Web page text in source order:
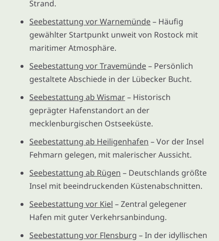
Strand.
Seebestattung vor Warnemünde– Häufig
gewählter Startpunkt unweit von Rostock mit
maritimer Atmosphäre.
Seebestattung vor Travemünde– Persönlich
gestaltete Abschiede in der Lübecker Bucht.
Seebestattung ab Wismar– Historisch
geprägter Hafenstandort an der
mecklenburgischen Ostseeküste.
Seebestattung ab Heiligenhafen – Vor der Insel
Fehmarn gelegen, mit malerischer Aussicht.
Seebestattung ab Rügen – Deutschlands größte
Insel mit beeindruckenden Küstenabschnitten.
Seebestattung vor Kiel – Zentral gelegener
Hafen mit guter Verkehrsanbindung.
Seebestattung vor Flensburg – In der idyllischen